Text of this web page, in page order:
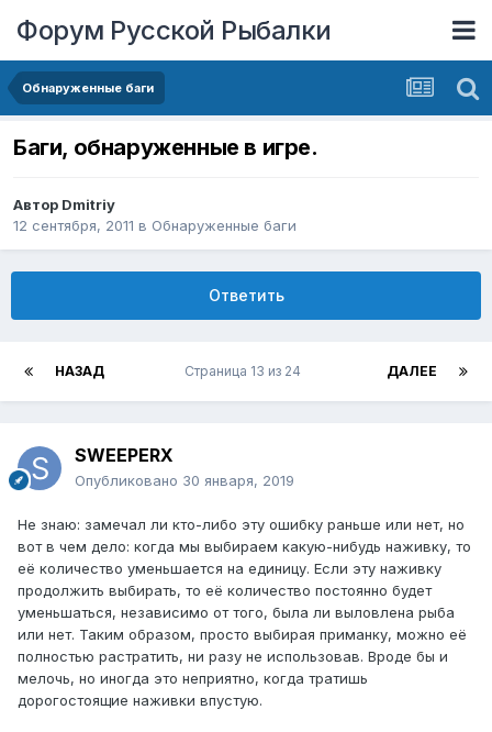
Форум Русской Рыбалки
Обнаруженные баги
Баги, обнаруженные в игре.
Автор Dmitriy
12 сентября, 2011 в Обнаруженные баги
Ответить
НАЗАД ДАЛЕЕ
Страница 13 из 24
SWEEPERX
Опубликовано 30 января, 2019
Не знаю: замечал ли кто-либо эту ошибку раньше или нет, но
вот в чем дело: когда мы выбираем какую-нибудь наживку, то
её количество уменьшается на единицу. Если эту наживку
продолжить выбирать, то её количество постоянно будет
уменьшаться, независимо от того, была ли выловлена рыба
или нет. Таким образом, просто выбирая приманку, можно её
полностью растратить, ни разу не использовав. Вроде бы и
мелочь, но иногда это неприятно, когда тратишь
дорогостоящие наживки впустую.